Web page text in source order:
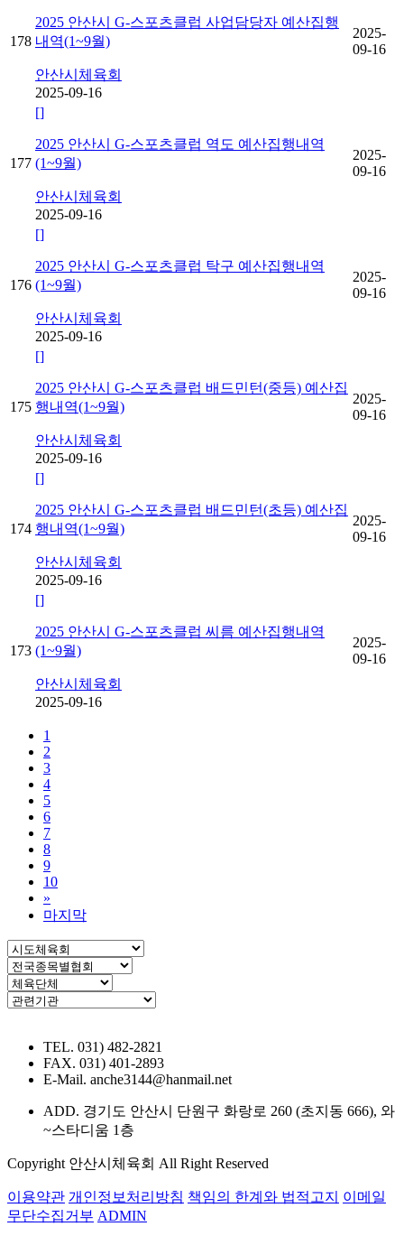
178
2025 안산시 G-스포츠클럽 사업담당자 예산집행
내역(1~9월)
안산시체육회
2025-09-16
2025-
09-16
177
[]
2025 안산시 G-스포츠클럽 역도 예산집행내역
(1~9월)
안산시체육회
2025-09-16
2025-
09-16
176
[]
2025 안산시 G-스포츠클럽 탁구 예산집행내역
(1~9월)
안산시체육회
2025-09-16
2025-
09-16
175
[]
2025 안산시 G-스포츠클럽 배드민턴(중등) 예산집
행내역(1~9월)
안산시체육회
2025-09-16
2025-
09-16
174
[]
2025 안산시 G-스포츠클럽 배드민턴(초등) 예산집
행내역(1~9월)
안산시체육회
2025-09-16
2025-
09-16
173
[]
2025 안산시 G-스포츠클럽 씨름 예산집행내역
(1~9월)
안산시체육회
2025-09-16
2025-
09-16
1
2
3
4
5
6
7
8
9
10
»
마지막
TEL. 031) 482-2821
FAX. 031) 401-2893
E-Mail. anche3144@hanmail.net
ADD. 경기도 안산시 단원구 화랑로 260 (초지동 666), 와
~스타디움 1층
Copyright 안산시체육회 All Right Reserved
이용약관 개인정보처리방침 책임의 한계와 법적고지
이메일
무단수집거부 ADMIN